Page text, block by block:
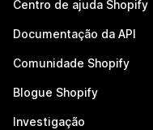
Centro de ajuda Shopify
Documentação da API
Comunidade Shopify
Blogue Shopify
Investigação